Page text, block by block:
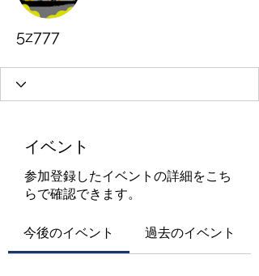
5z777
イベント
参加登録したイベントの詳細をこち
らで確認できます。
今後のイベント 過去のイベント